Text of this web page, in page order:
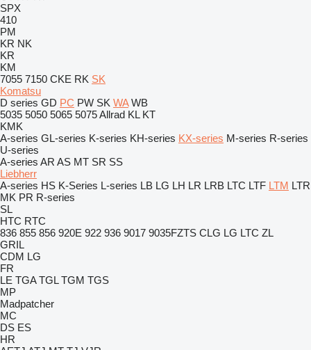
SPX
410
PM
KR NK
KR
KM
7055 7150 CKE RK SK
Komatsu
D series GD PC PW SK WA WB
5035 5050 5065 5075Allrad KL KT
KMK
A-series GL-series K-series KH-series KX-series M-series R-series
U-series
A-series AR AS MT SR SS
Liebherr
A-series HS K-Series L-series LB LG LH LR LRB LTC LTF LTM LTR
MK PR R-series
SL
HTC RTC
836 855 856 920E 922 936 9017 9035FZTS CLG LG LTC ZL
GRIL
CDM LG
FR
LE TGA TGL TGM TGS
MP
Madpatcher
MC
DS ES
HR